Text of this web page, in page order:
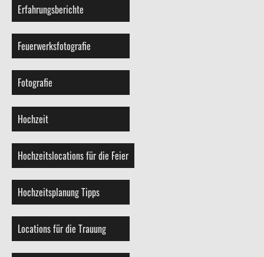
Erfahrungsberichte
Feuerwerksfotografie
Fotografie
Hochzeit
Hochzeitslocations für die Feier
Hochzeitsplanung Tipps
Locations für die Trauung